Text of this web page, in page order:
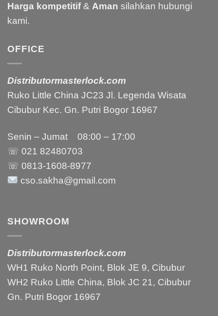
Harga kompetitif& Aman silahkan hubungi
kami.
OFFICE
Distributormasterlock.com
Ruko Little China JC23 Jl. Legenda Wisata
Cibubur Kec. Gn. Putri Bogor 16967
Senin – Jumat 08:00 – 17:00
☏ 021 82480703
☏ 0813-1608-8977
cso.sakha@gmail.com
SHOWROOM
Distributormasterlock.com
WH1 Ruko North Point, Blok JE 9, Cibubur
WH2 Ruko Little China, Blok JC 21, Cibubur
Gn. Putri Bogor 16967